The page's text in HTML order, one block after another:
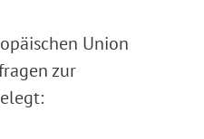
Union
zur